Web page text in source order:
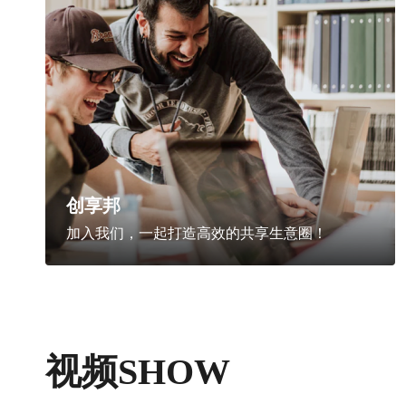
创享邦
加入我们，一起打造高效的共享生意圈！
视频SHOW